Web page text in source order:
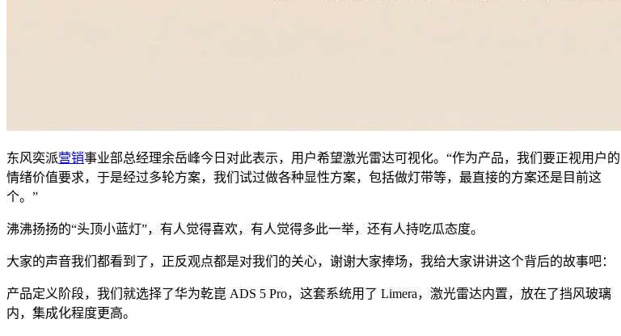
东风奕派营销事业部总经理余岳峰今日对此表示，用户希望激光雷达可视化。“作为产品，我们要正视用户的
情绪价值要求，于是经过多轮方案，我们试过做各种显性方案，包括做灯带等，最直接的方案还是目前这
个。”
沸沸扬扬的“头顶小蓝灯”，有人觉得喜欢，有人觉得多此一举，还有人持吃瓜态度。
大家的声音我们都看到了，正反观点都是对我们的关心，谢谢大家捧场，我给大家讲讲这个背后的故事吧：
产品定义阶段，我们就选择了华为乾崑 ADS 5 Pro，这套系统用了 Limera，激光雷达内置，放在了挡风玻璃
内，集成化程度更高。